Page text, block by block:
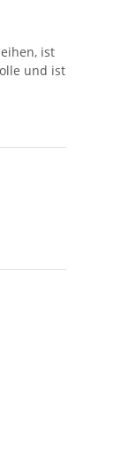
ist
und ist